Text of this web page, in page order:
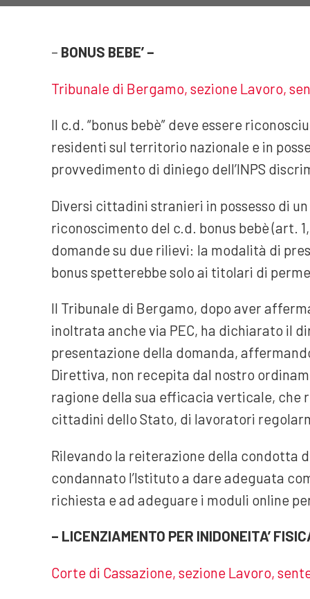
– BONUS BEBE’ –
Tribunale di Bergamo, sezione Lavoro,
Il c.d. “bonus bebè” deve essere
residenti sul territorio nazionale e in
provvedimento di diniego dell’INPS
Diversi cittadini stranieri in possesso di
riconoscimento del c.d. bonus bebè (art.
domande su due rilievi: la modalità di
bonus spetterebbe solo ai titolari di
Il Tribunale di Bergamo, dopo aver
inoltrata anche via PEC, ha dichiarato il
presentazione della domanda,
Direttiva, non recepita dal nostro
ragione della sua efficacia verticale,
cittadini dello Stato, di lavoratori
Rilevando la reiterazione della condotta
condannato l’Istituto a dare adeguata
richiesta e ad adeguare i moduli online
– LICENZIAMENTO PER INIDONEITA’
Corte di Cassazione, sezione Lavoro,